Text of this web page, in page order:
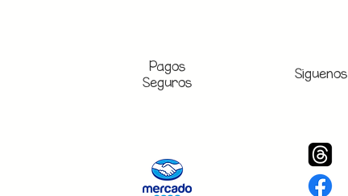
Siguenos
Pagos
Seguros